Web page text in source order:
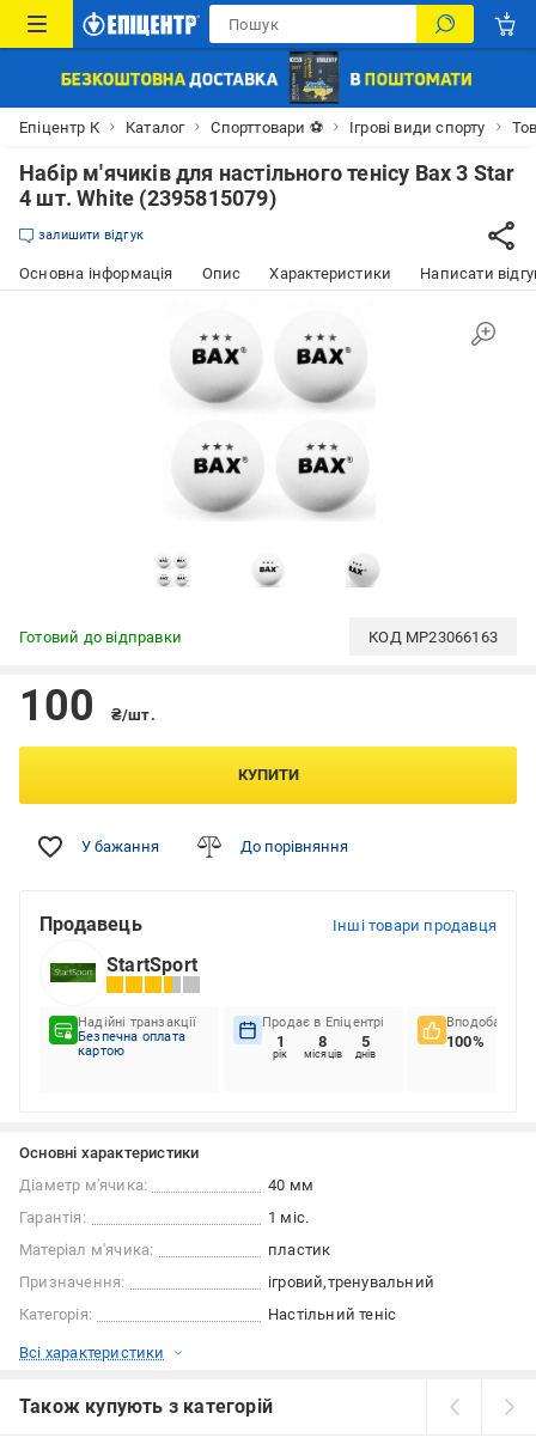
Епіцентр К Каталог Спорттовари ⚽ Ігрові види спорту
Набір м'ячиків для настільного тенісу Bax 3 Star
4 шт. White (2395815079)
залишити відгук
Основна інформація Опис Характеристики Написати
Готовий до відправки КОД MP23066163
100 ₴/шт.
КУПИТИ
У бажання До порівняння
Продавець Інші товари продавця
StartSport
Надійні транзакції
Безпечна оплата
картою
Продає в Епіцентрі
1
рік
8
місяців
5
днів
Вподобання
100%
Основні характеристики
Діаметр м'ячика:
40 мм
Гарантія:
1 міс.
Матеріал м'ячика:
пластик
Призначення:
ігровий тренувальний
Категорія:
Настільний теніс
Всі характеристики
Також купують з категорій